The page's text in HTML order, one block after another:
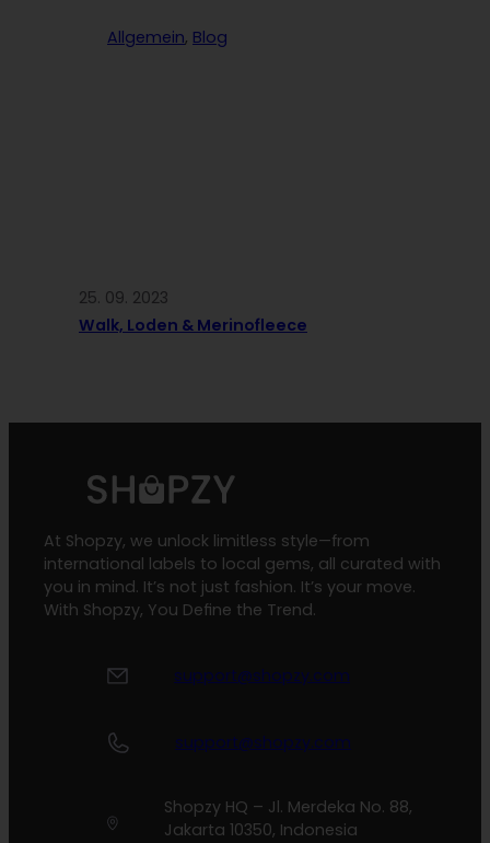
Allgemein, Blog
25. 09. 2023
Walk, Loden & Merinofleece
At Shopzy, we unlock limitless style—from
international labels to local gems, all curated with
you in mind. It’s not just fashion. It’s your move.
With Shopzy, You Define the Trend.
support@shopzy.com
support@shopzy.com
Shopzy HQ – Jl. Merdeka No. 88,
Jakarta 10350, Indonesia